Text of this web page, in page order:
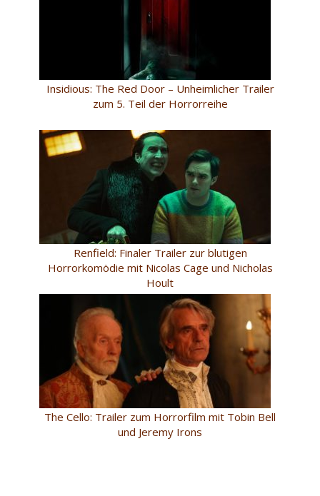
Insidious: The Red Door – Unheimlicher Trailer
zum 5. Teil der Horrorreihe
Renfield: Finaler Trailer zur blutigen
Horrorkomödie mit Nicolas Cage und Nicholas
Hoult
The Cello: Trailer zum Horrorfilm mit Tobin Bell
und Jeremy Irons